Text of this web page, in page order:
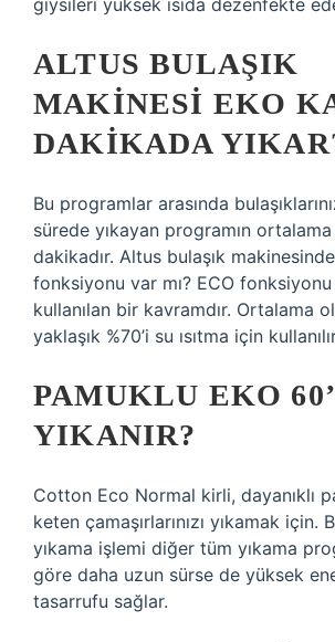
giysileri yüksek ısıda dezenfekte
ALTUS BULAŞIK
MAKINESI EKO
DAKIKADA
Bu programlar arasında
sürede yıkayan programın
dakikadır. Altus bulaşık
fonksiyonu var mı? ECO fonksiyonu
kullanılan bir kavramdır. Ortalama
yaklaşık %70’i su ısıtma için
PAMUKLU EKO
YIKANIR?
Cotton Eco Normal kirli, dayanıklı
keten çamaşırlarınızı yıkamak için.
yıkama işlemi diğer tüm yıkama
göre daha uzun sürse de yüksek
tasarrufu sağlar.